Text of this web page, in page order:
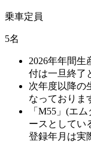
乗車定員
5名
2026年年間生
付は一旦終了
次年度以降の
なっておりま
「M55」(エ
ースとしてい
登録年月は実